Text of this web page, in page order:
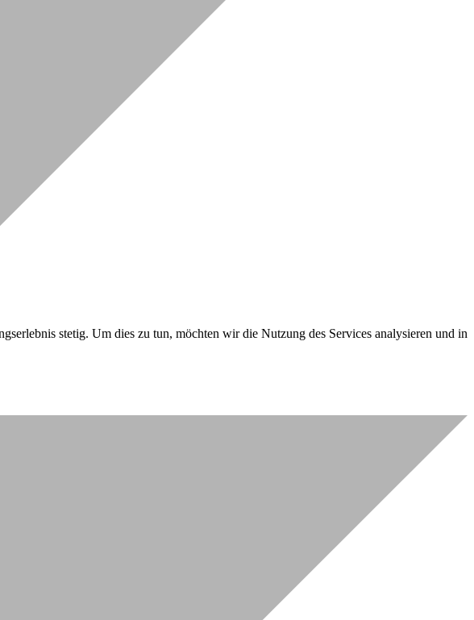
stetig. Um dies zu tun, möchten wir die Nutzung des Services analysieren und in